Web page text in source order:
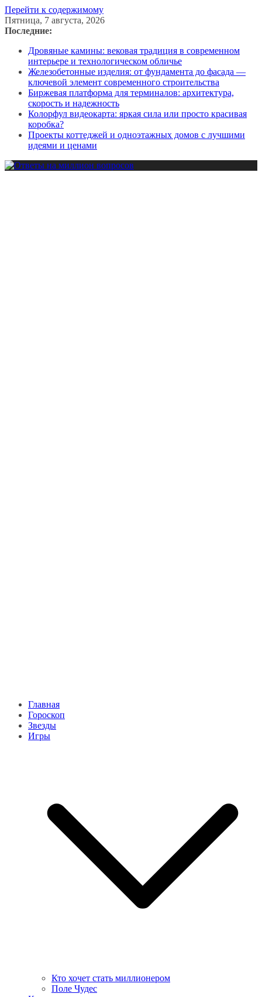
Перейти к содержимому
Пятница, 7 августа, 2026
Последние:
Дровяные камины: вековая традиция в современном
интерьере и технологическом обличье
Железобетонные изделия: от фундамента до фасада —
ключевой элемент современного строительства
Биржевая платформа для терминалов: архитектура,
скорость и надежность
Колорфул видеокарта: яркая сила или просто красивая
коробка?
Проекты коттеджей и одноэтажных домов с лучшими
идеями и ценами
Главная
Гороскоп
Звезды
Игры
Кто хочет стать миллионером
Поле Чудес